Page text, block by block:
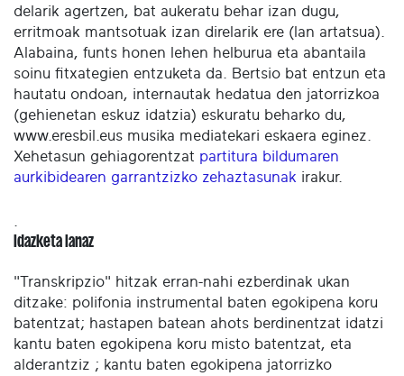
delarik agertzen, bat aukeratu behar izan dugu,
erritmoak mantsotuak izan direlarik ere (lan artatsua).
Alabaina, funts honen lehen helburua eta abantaila
soinu fitxategien entzuketa da. Bertsio bat entzun eta
hautatu ondoan, internautak hedatua den jatorrizkoa
(gehienetan eskuz idatzia) eskuratu beharko du,
www.eresbil.eus musika mediatekari eskaera eginez.
Xehetasun gehiagorentzat partitura bildumaren
aurkibidearen garrantzizko zehaztasunak irakur.
Idazketa lanaz
"Transkripzio" hitzak erran-nahi ezberdinak ukan
ditzake: polifonia instrumental baten egokipena koru
batentzat; hastapen batean ahots berdinentzat idatzi
kantu baten egokipena koru misto batentzat, eta
alderantziz ; kantu baten egokipena jatorrizko